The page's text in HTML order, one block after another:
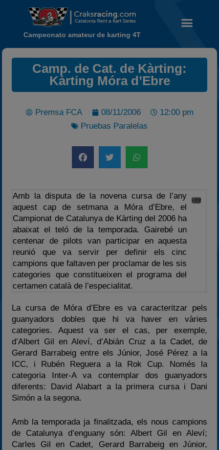
Noticias
Temporada 2026
Campeonato
2020-2021
2022
2023
2024
2025
Estadísticas
Preguntas Frecuentes
Campeonato amateur de karting 4T
Camp. de Cat. de Kàrting:
Kàrting Móra d’Ebre
Premsa FCA 08/11/2006
12:00 pm
Pruebas Paralelas
Amb la disputa de la novena cursa de l’any
aquest cap de setmana a Móra d’Ebre, el
Campionat de Catalunya de Kàrting del 2006 ha
abaixat el teló de la temporada. Gairebé un
centenar de pilots van participar en aquesta
reunió que va servir per definir els cinc
campions que faltaven per proclamar de les sis
categories que constitueixen el programa del
certamen català de l’especialitat.
La cursa de Móra d’Ebre es va caracteritzar pels
guanyadors dobles que hi va haver en vàries
categories. Aquest va ser el cas, per exemple,
d’Albert Gil en Aleví, d’Abián Cruz a la Cadet, de
Gerard Barrabeig entre els Júnior, José Pérez a la
ICC, i Rubén Reguera a la Rok Cup. Només la
categoria Inter-A va contemplar dos guanyadors
diferents: David Alabart a la primera cursa i Dani
Simón a la segona.
Amb la temporada ja finalitzada, els nous campions
de Catalunya d’enguany són: Albert Gil en Aleví;
Carles Gil en Cadet, Gerard Barrabeig en Júnior,